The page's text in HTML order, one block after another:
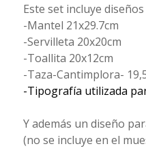
Este set incluye
-Mantel 21x29.7cm
-Servilleta 20x20cm
-Toallita 20x12cm
-Taza-Cantimplora-
-Tipografía utilizada
Y además un diseño
(no se incluye en el